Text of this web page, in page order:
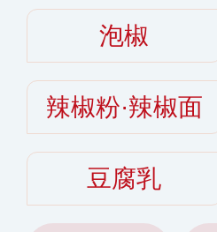
泡椒
辣椒粉·辣椒面
豆腐乳